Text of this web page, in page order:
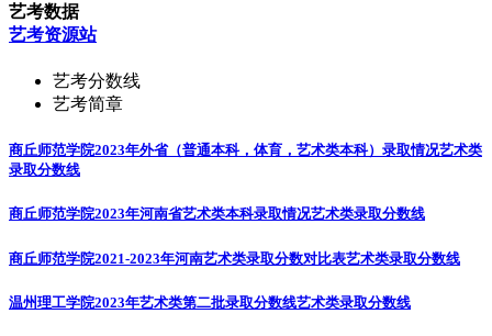
艺考数据
艺考资源站
艺考分数线
艺考简章
商丘师范学院2023年外省（普通本科，体育，艺术类本科）录取情况艺术类
录取分数线
商丘师范学院2023年河南省艺术类本科录取情况艺术类录取分数线
商丘师范学院2021-2023年河南艺术类录取分数对比表艺术类录取分数线
温州理工学院2023年艺术类第二批录取分数线艺术类录取分数线